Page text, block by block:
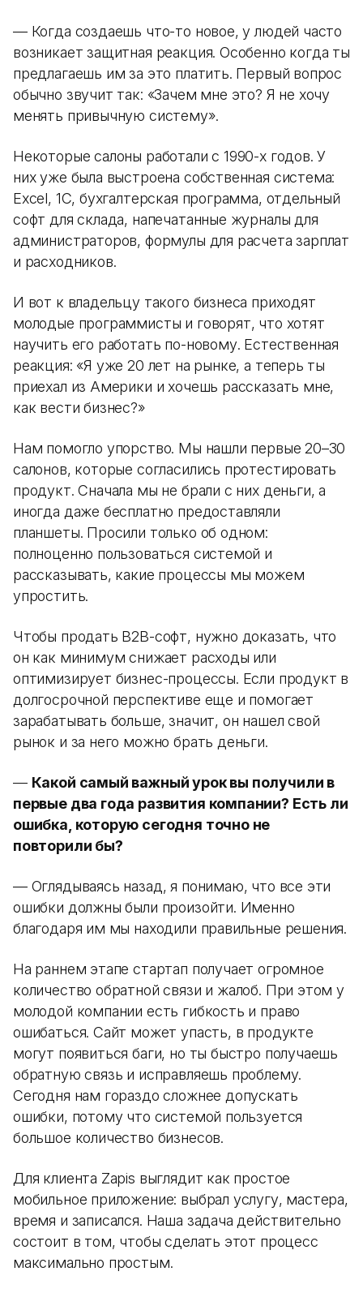
— Когда создаешь что-то новое, у людей часто
возникает защитная реакция. Особенно когда ты
предлагаешь им за это платить. Первый вопрос
обычно звучит так: «Зачем мне это? Я не хочу
менять привычную систему».
Некоторые салоны работали с 1990-х годов. У
них уже была выстроена собственная система:
Excel, 1С, бухгалтерская программа, отдельный
софт для склада, напечатанные журналы для
администраторов, формулы для расчета зарплат
и расходников.
И вот к владельцу такого бизнеса приходят
молодые программисты и говорят, что хотят
научить его работать по-новому. Естественная
реакция: «Я уже 20 лет на рынке, а теперь ты
приехал из Америки и хочешь рассказать мне,
как вести бизнес?»
Нам помогло упорство. Мы нашли первые 20–30
салонов, которые согласились протестировать
продукт. Сначала мы не брали с них деньги, а
иногда даже бесплатно предоставляли
планшеты. Просили только об одном:
полноценно пользоваться системой и
рассказывать, какие процессы мы можем
упростить.
Чтобы продать B2B-софт, нужно доказать, что
он как минимум снижает расходы или
оптимизирует бизнес-процессы. Если продукт в
долгосрочной перспективе еще и помогает
зарабатывать больше, значит, он нашел свой
рынок и за него можно брать деньги.
— Какой самый важный урок вы получили в
первые два года развития компании? Есть ли
ошибка, которую сегодня точно не
повторили бы?
— Оглядываясь назад, я понимаю, что все эти
ошибки должны были произойти. Именно
благодаря им мы находили правильные решения.
На раннем этапе стартап получает огромное
количество обратной связи и жалоб. При этом у
молодой компании есть гибкость и право
ошибаться. Сайт может упасть, в продукте
могут появиться баги, но ты быстро получаешь
обратную связь и исправляешь проблему.
Сегодня нам гораздо сложнее допускать
ошибки, потому что системой пользуется
большое количество бизнесов.
Для клиента Zapis выглядит как простое
мобильное приложение: выбрал услугу, мастера,
время и записался. Наша задача действительно
состоит в том, чтобы сделать этот процесс
максимально простым.